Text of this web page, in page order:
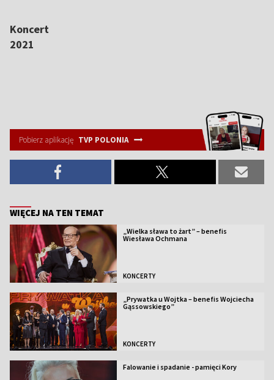
Koncert
2021
Pobierz aplikację TVP POLONIA
WIĘCEJ NA TEN TEMAT
„Wielka sława to żart” – benefis
Wiesława Ochmana
KONCERTY
„Prywatka u Wojtka – benefis Wojciecha
Gąssowskiego”
KONCERTY
Falowanie i spadanie - pamięci Kory